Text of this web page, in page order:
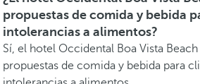
propuestas de comida y bebida
intolerancias a alimentos?
Sí, el hotel Occidental Boa Vista
propuestas de comida y bebida para